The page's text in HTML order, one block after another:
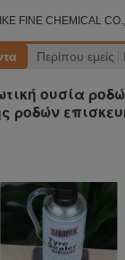
FINE CHEMICAL
Περίπου εμείς
ουσία
ροδών